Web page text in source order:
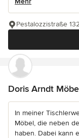
Pestalozzistraße
Doris Arndt
In meiner
Möbel, die neben
haben. Dabei kann